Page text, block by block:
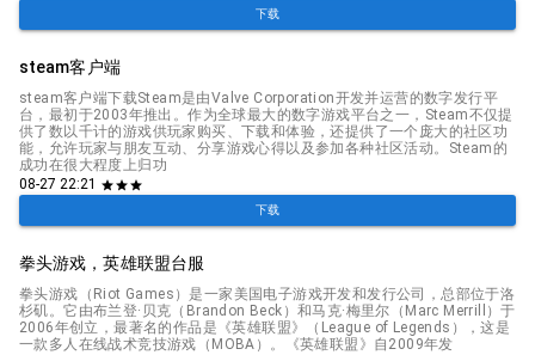
下载
steam客户端
steam客户端下载Steam是由Valve Corporation开发并运营的数字发行平
台，最初于2003年推出。作为全球最大的数字游戏平台之一，Steam不仅提
供了数以千计的游戏供玩家购买、下载和体验，还提供了一个庞大的社区功
能，允许玩家与朋友互动、分享游戏心得以及参加各种社区活动。Steam的
成功在很大程度上归功
08-27 22:21 starstarstar
下载
拳头游戏，英雄联盟台服
拳头游戏（Riot Games）是一家美国电子游戏开发和发行公司，总部位于洛
杉矶。它由布兰登·贝克（Brandon Beck）和马克·梅里尔（Marc Merrill）于
2006年创立，最著名的作品是《英雄联盟》（League of Legends），这是
一款多人在线战术竞技游戏（MOBA）。《英雄联盟》自2009年发